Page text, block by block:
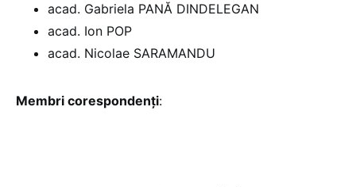
acad. Gabriela PANĂ DINDELEGAN
acad. Ion POP
acad. Nicolae SARAMANDU
Membri corespondenţi: